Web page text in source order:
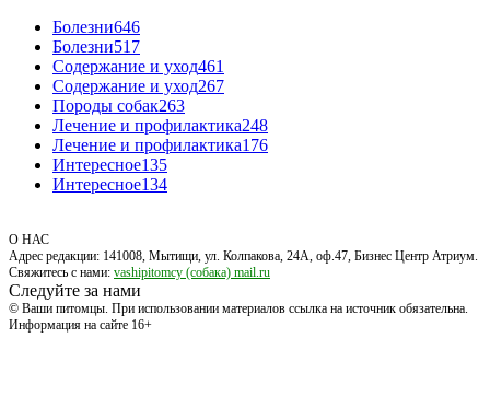
Болезни646
Болезни517
Содержание и уход461
Содержание и уход267
Породы собак263
Лечение и профилактика248
Лечение и профилактика176
Интересное135
Интересное134
О НАС
Адрес редакции: 141008, Мытищи, ул. Колпакова, 24А, оф.47, Бизнес Центр Атриум.
Свяжитесь с нами: vashipitomcy (собака) mail.ru
Следуйте за нами
© Ваши питомцы. При использовании материалов ссылка на источник обязательна.
Информация на сайте 16+